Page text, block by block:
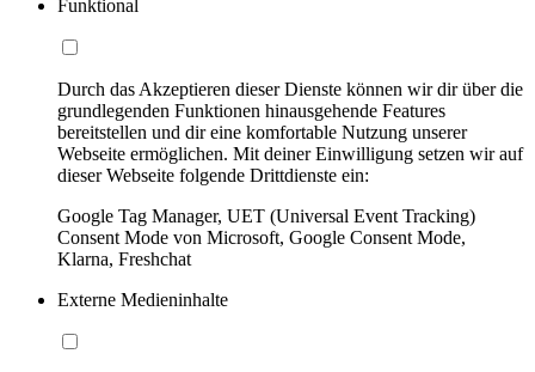
Funktional
Durch das Akzeptieren dieser Dienste können wir dir über die
grundlegenden Funktionen hinausgehende Features
bereitstellen und dir eine komfortable Nutzung unserer
Webseite ermöglichen. Mit deiner Einwilligung setzen wir auf
dieser Webseite folgende Drittdienste ein:
Google Tag Manager, UET (Universal Event Tracking)
Consent Mode von Microsoft, Google Consent Mode,
Klarna, Freshchat
Externe Medieninhalte